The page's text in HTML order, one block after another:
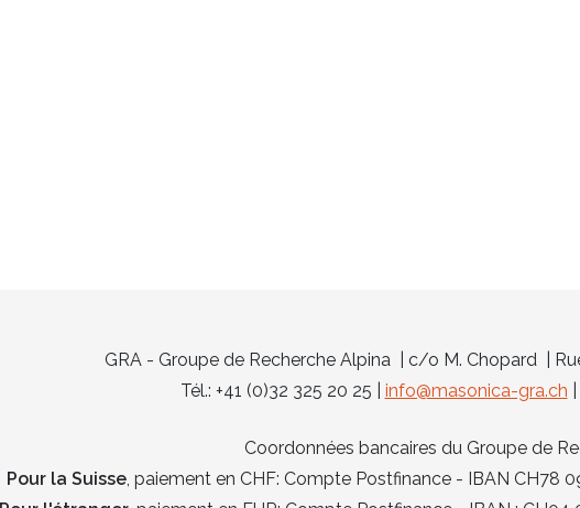
GRA - Groupe de Recherche Alpina | c/o M. Chopard |
Tél.: +41 (0)32 325 20 25 | info@masonica-gra.ch
Coordonnées bancaires du Groupe de
Pour la Suisse, paiement en CHF: Compte Postfinance - IBAN CH78